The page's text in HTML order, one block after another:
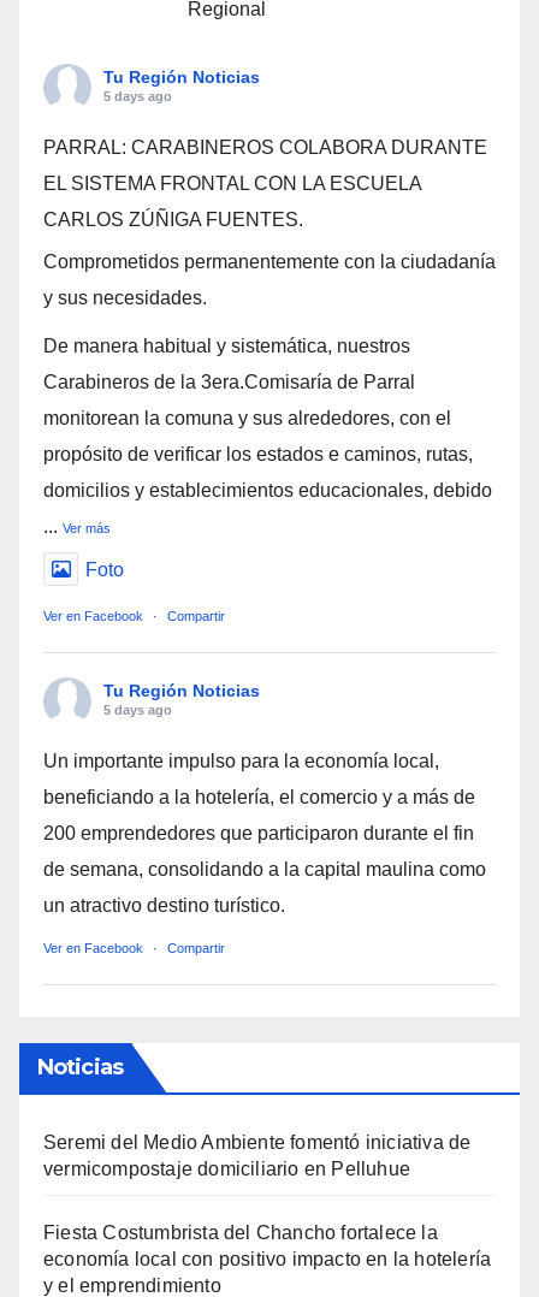
Regional
Tu Región Noticias
5 days ago
PARRAL: CARABINEROS COLABORA DURANTE
EL SISTEMA FRONTAL CON LA ESCUELA
CARLOS ZÚÑIGA FUENTES.
Comprometidos permanentemente con la ciudadanía
y sus necesidades.
De manera habitual y sistemática, nuestros
Carabineros de la 3era.Comisaría de Parral
monitorean la comuna y sus alrededores, con el
propósito de verificar los estados e caminos, rutas,
domicilios y establecimientos educacionales, debido
... Ver más
Foto
Ver en Facebook · Compartir
Tu Región Noticias
5 days ago
Un importante impulso para la economía local,
beneficiando a la hotelería, el comercio y a más de
200 emprendedores que participaron durante el fin
de semana, consolidando a la capital maulina como
un atractivo destino turístico.
Ver en Facebook · Compartir
Noticias
Seremi del Medio Ambiente fomentó iniciativa de
vermicompostaje domiciliario en Pelluhue
Fiesta Costumbrista del Chancho fortalece la
economía local con positivo impacto en la hotelería
y el emprendimiento